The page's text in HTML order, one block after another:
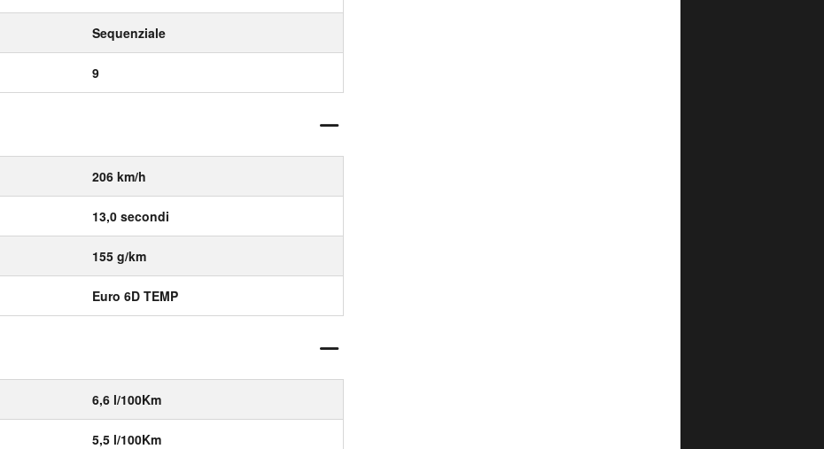
Sequenziale
9
206 km/h
13,0 secondi
155 g/km
Euro 6D TEMP
6,6 l/100Km
5,5 l/100Km